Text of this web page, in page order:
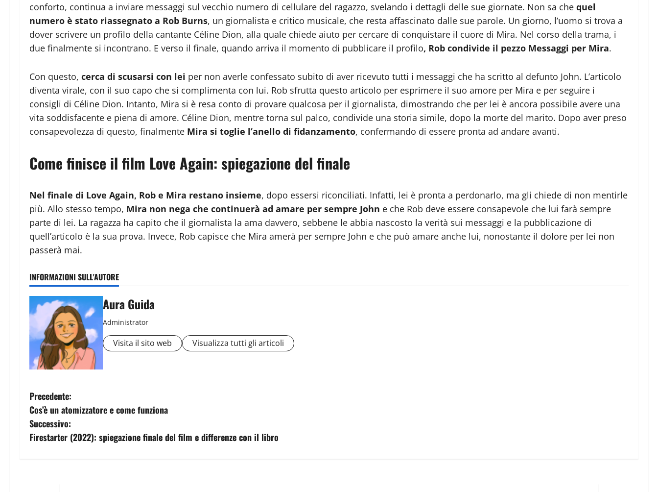
conforto, continua a inviare messaggi sul vecchio numero di cellulare del ragazzo, svelando i dettagli delle sue giornate. Non sa che quel
numero è stato riassegnato a Rob Burns, un giornalista e critico musicale, che resta affascinato dalle sue parole. Un giorno, l’uomo si trova a
dover scrivere un profilo della cantante Céline Dion, alla quale chiede aiuto per cercare di conquistare il cuore di Mira. Nel corso della trama, i
due finalmente si incontrano. E verso il finale, quando arriva il momento di pubblicare il profilo, Rob condivide il pezzo Messaggi per Mira.
Con questo, cerca di scusarsi con lei per non averle confessato subito di aver ricevuto tutti i messaggi che ha scritto al defunto John. L’articolo
diventa virale, con il suo capo che si complimenta con lui. Rob sfrutta questo articolo per esprimere il suo amore per Mira e per seguire i
consigli di Céline Dion. Intanto, Mira si è resa conto di provare qualcosa per il giornalista, dimostrando che per lei è ancora possibile avere una
vita soddisfacente e piena di amore. Céline Dion, mentre torna sul palco, condivide una storia simile, dopo la morte del marito. Dopo aver preso
consapevolezza di questo, finalmente Mira si toglie l’anello di fidanzamento, confermando di essere pronta ad andare avanti.
Come finisce il film Love Again: spiegazione del finale
Nel finale di Love Again, Rob e Mira restano insieme, dopo essersi riconciliati. Infatti, lei è pronta a perdonarlo, ma gli chiede di non mentirle
più. Allo stesso tempo, Mira non nega che continuerà ad amare per sempre John e che Rob deve essere consapevole che lui farà sempre
parte di lei. La ragazza ha capito che il giornalista la ama davvero, sebbene le abbia nascosto la verità sui messaggi e la pubblicazione di
quell’articolo è la sua prova. Invece, Rob capisce che Mira amerà per sempre John e che può amare anche lui, nonostante il dolore per lei non
passerà mai.
INFORMAZIONI SULL'AUTORE
Aura Guida
Administrator
Visita il sito web Visualizza tutti gli articoli
Precedente:
Cos’è un atomizzatore e come funziona
Successivo:
Firestarter (2022): spiegazione finale del film e differenze con il libro